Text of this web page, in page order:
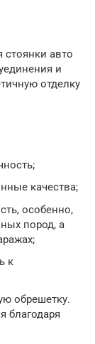
стоянки авто
и
отделку
качества;
особенно,
пород, а
к
обрешетку.
благодаря